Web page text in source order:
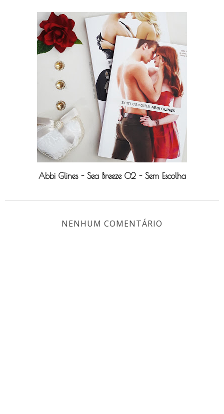
Abbi Glines - Sea Breeze 02 - Sem Escolha
NENHUM COMENTÁRIO